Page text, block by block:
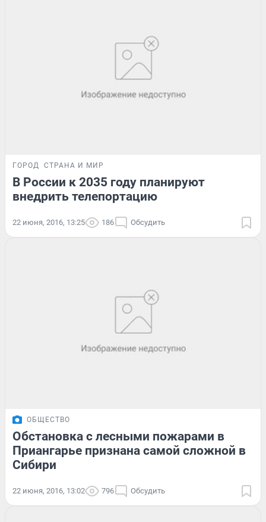
ГОРОД СТРАНА И МИР
В России к 2035 году планируют
внедрить телепортацию
22 июня, 2016, 13:25 186 Обсудить
ОБЩЕСТВО
Обстановка с лесными пожарами в
Приангарье признана самой сложной в
Сибири
22 июня, 2016, 13:02 796 Обсудить